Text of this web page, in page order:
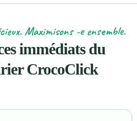
Maximisons -e ensemble.
immédiats du
CrocoClick